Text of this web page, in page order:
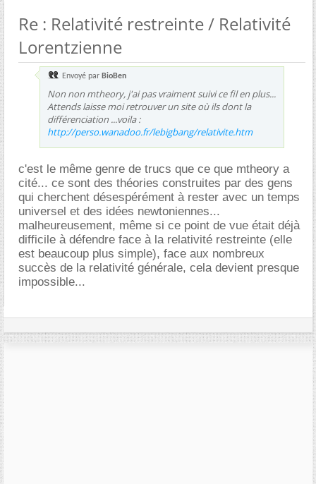
Re : Relativité restreinte / Relativité
Lorentzienne
Envoyé par BioBen
Non non mtheory, j'ai pas vraiment suivi ce fil en plus...
Attends laisse moi retrouver un site où ils dont la
différenciation ...voila :
http://perso.wanadoo.fr/lebigbang/relativite.htm
c'est le même genre de trucs que ce que mtheory a
cité... ce sont des théories construites par des gens
qui cherchent désespérément à rester avec un temps
universel et des idées newtoniennes...
malheureusement, même si ce point de vue était déjà
difficile à défendre face à la relativité restreinte (elle
est beaucoup plus simple), face aux nombreux
succès de la relativité générale, cela devient presque
impossible...